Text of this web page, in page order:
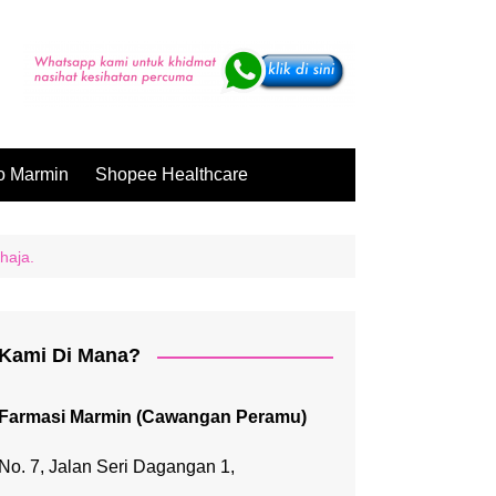
Marmin Shopee Healthcare
Kami Di Mana?
Farmasi Marmin (Cawangan Peramu)
No. 7, Jalan Seri Dagangan 1,